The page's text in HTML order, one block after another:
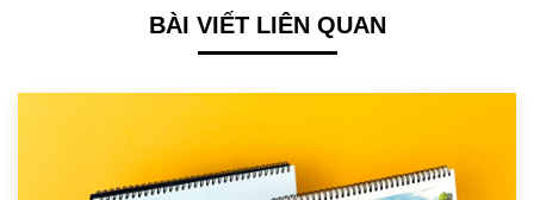
BÀI VIẾT LIÊN QUAN